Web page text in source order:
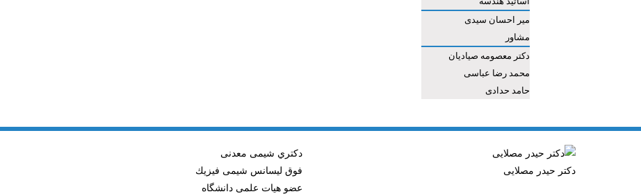
میر احسان سیدی
مشاور
دکتر معصومه صیادیان
محمد رضا عباسی
حامد حدادی
دکتر حیدر مصلایی
دكتري شيمی معدنی
فوق ليسانس شيمی فيزيك
عضو هيات علمی دانشگاه